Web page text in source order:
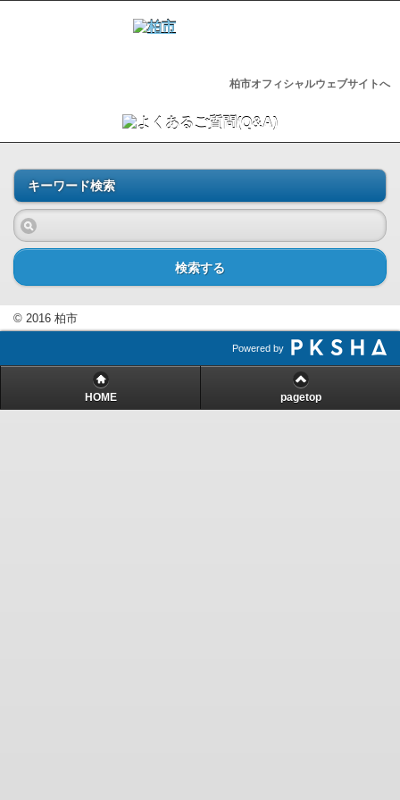
柏市オフィシャルウェブサイトへ
キーワード検索
検索する
© 2016 柏市
Powered by
HOME pagetop